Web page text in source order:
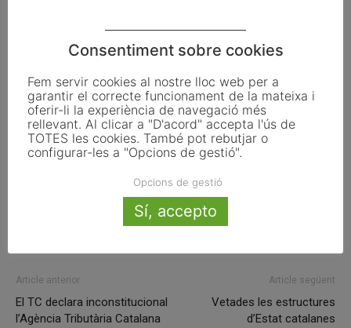
ETIQUETES Barcelona diputació
mercè conesa
Serveis Locals d'Ocupació
Xaloc
X
Article anterior
El TC declara inconstitucional
l’Agència Tributària Catalana
Article següent
Vetades les estructures
d’Estat catalanes
Consentiment sobre cookies
Fem servir cookies al nostre lloc web per a
garantir el correcte funcionament de la mateixa i
oferir-li la experiència de navegació més
rellevant. Al clicar a "D'acord" accepta l'ús de
TOTES les cookies. També pot rebutjar o
configurar-les a "Opcions de gestió".
Opcions de gestió
Sí, accepto